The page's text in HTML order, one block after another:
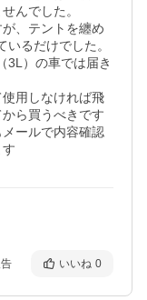
んでした。
、テントを纏め
るだけでした。
3L）の車では届き
用しなければ飛
ら買うべきです
ールで内容確認
いいね 0